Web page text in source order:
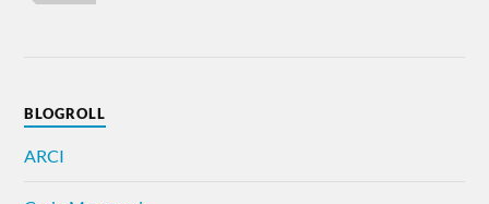
BLOGROLL
ARCI